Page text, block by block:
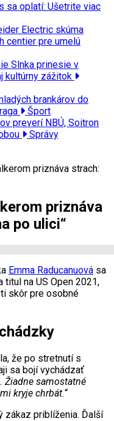
sa oplatí: Ušetrite viac
Electric skúma
centier pre umelú
Slnka prinesie v
kultúrny zážitok
brankárov do
Šport
preverí NBÚ, Soitron
Správy
priznáva strach:
priznáva
po ulici“
Emma Raducanuová sa
na US Open 2021,
skôr pre osobné
že po stretnutí s
sa bojí vychádzať
Žiadne samostatné
kryje chrbát.“
zákaz priblíženia. Ďalší